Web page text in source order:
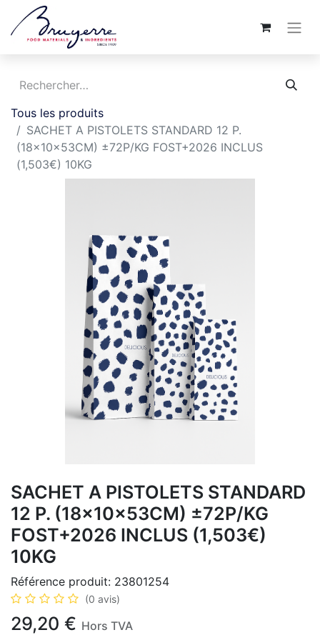
Tous les produits
SACHET A PISTOLETS STANDARD 12 P.
(18x10x53CM) ±72P/KG FOST+2026 INCLUS
(1,503€) 10KG
SACHET A PISTOLETS STANDARD
12 P. (18x10x53CM) ±72P/KG
FOST+2026 INCLUS (1,503€)
10KG
Référence produit: 23801254
(0 avis)
29,20 € Hors TVA